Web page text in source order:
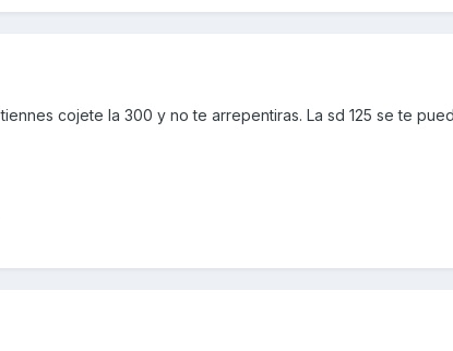
cojete la 300 y no te arrepentiras. La sd 125 se te